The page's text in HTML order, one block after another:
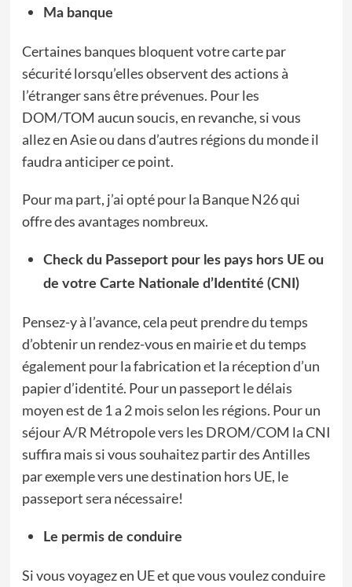
Ma banque
Certaines banques bloquent votre carte par
sécurité lorsqu’elles observent des actions à
l’étranger sans être prévenues. Pour les
DOM/TOM aucun soucis, en revanche, si vous
allez en Asie ou dans d’autres régions du monde il
faudra anticiper ce point.
Pour ma part, j’ai opté pour la BanqueN26qui
offre des avantages nombreux.
Check du Passeport pour les pays hors UE ou
de votre Carte Nationale d’Identité (CNI)
Pensez-y à l’avance, cela peut prendre du temps
d’obtenir un rendez-vous en mairie et du temps
également pour la fabrication et la réception d’un
papier d’identité. Pour un passeport le délais
moyen est de 1 a 2 mois selon les régions. Pour un
séjour A/R Métropole vers les DROM/COM la CNI
suffira mais si vous souhaitez partir des Antilles
par exemple vers une destination hors UE, le
passeport sera nécessaire!
Le permis de conduire
Si vous voyagez en UE et que vous voulez conduire